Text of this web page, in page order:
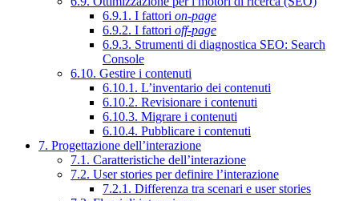
6.9.1. I fattori on-page
6.9.2. I fattori off-page
6.9.3. Strumenti di diagnostica SEO: Search
Console
6.10. Gestire i contenuti
6.10.1. L’inventario dei contenuti
6.10.2. Revisionare i contenuti
6.10.3. Migrare i contenuti
6.10.4. Pubblicare i contenuti
7. Progettazione dell’interazione
7.1. Caratteristiche dell’interazione
7.2. User stories per definire l’interazione
7.2.1. Differenza tra scenari e user stories